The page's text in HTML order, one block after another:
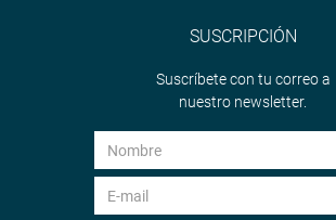
SUSCRIPCIÓN
Suscríbete con tu correo a
nuestro newsletter.